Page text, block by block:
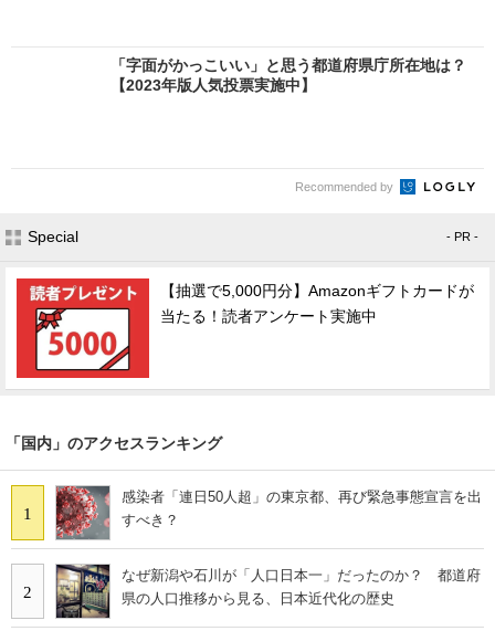
「字面がかっこいい」と思う都道府県庁所在地は？
【2023年版人気投票実施中】
Recommended by
Special - PR -
【抽選で5,000円分】Amazonギフトカードが
当たる！読者アンケート実施中
「国内」のアクセスランキング
1
感染者「連日50人超」の東京都、再び緊急事態宣言を出
すべき？
2
なぜ新潟や石川が「人口日本一」だったのか？ 都道府
県の人口推移から見る、日本近代化の歴史